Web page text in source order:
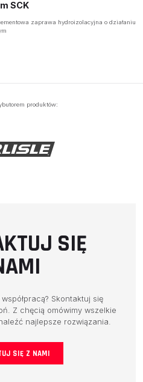
SCK
zaprawa hydroizolacyjna o działaniu
produktów:
SIĘ
Skontaktuj się
Z chęcią omówimy wszelkie
najlepsze rozwiązania.
SIĘ Z NAMI